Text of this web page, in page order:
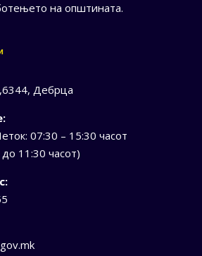
на општината.
Дебрца
07:30 – 15:30 часот
11:30 часот)